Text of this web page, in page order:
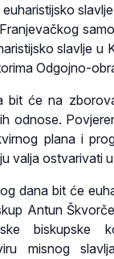
slavlje u
Odgojno-
bit će na
odnose.
plana i
valja ostvarivati
dana bit će
Antun
biskupske
misnog